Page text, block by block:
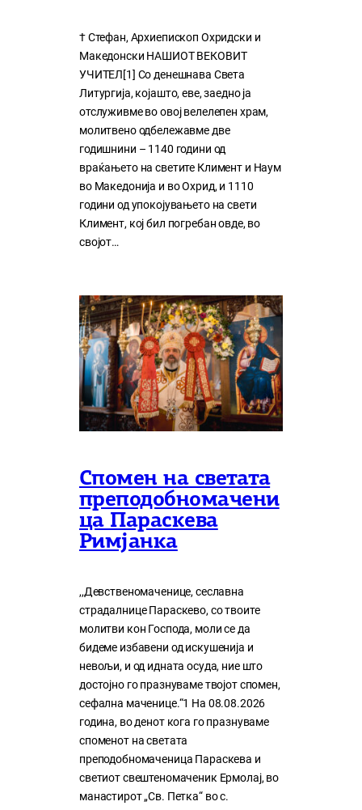
† Стефан, Архиепископ Охридски и
Македонски НАШИОТ ВЕКОВИТ
УЧИТЕЛ[1] Со денешнава Света
Литургија, којашто, еве, заедно ја
отслуживме во овој велелепен храм,
молитвено одбележавме две
годишнини – 1140 години од
враќањето на светите Климент и Наум
во Македонија и во Охрид, и 1110
години од упокојувањето на свети
Климент, кој бил погребан овде, во
својот…
Спомен на светата
преподобномачени
ца Параскева
Римјанка
,,Девственомаченице, сеславна
страдалнице Параскево, со твоите
молитви кон Господа, моли се да
бидеме избавени од искушенија и
невољи, и од идната осуда, ние што
достојно го празнуваме твојот спомен,
сефална маченице.“1 На 08.08.2026
година, во денот кога го празнуваме
споменот на светата
преподобномаченица Параскева и
светиот свештеномаченик Ермолај, во
манастирот „Св. Петка“ во с.